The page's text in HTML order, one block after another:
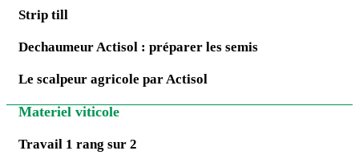
Strip till
Dechaumeur Actisol : préparer les semis
Le scalpeur agricole par Actisol
Materiel viticole
Travail 1 rang sur 2